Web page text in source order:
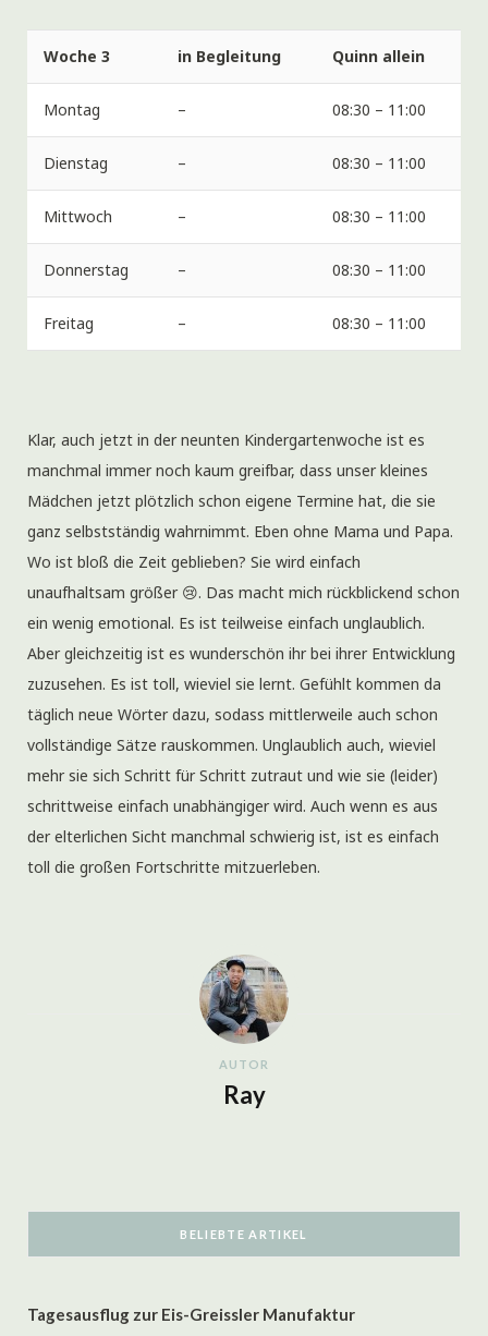
Woche 3 in Begleitung Quinn allein
Montag – 08:30 – 11:00
Dienstag – 08:30 – 11:00
Mittwoch – 08:30 – 11:00
Donnerstag – 08:30 – 11:00
Freitag – 08:30 – 11:00
Klar, auch jetzt in der neunten Kindergartenwoche ist es
manchmal immer noch kaum greifbar, dass unser kleines
Mädchen jetzt plötzlich schon eigene Termine hat, die sie
ganz selbstständig wahrnimmt. Eben ohne Mama und Papa.
Wo ist bloß die Zeit geblieben? Sie wird einfach
unaufhaltsam größer 😢. Das macht mich rückblickend schon
ein wenig emotional. Es ist teilweise einfach unglaublich.
Aber gleichzeitig ist es wunderschön ihr bei ihrer Entwicklung
zuzusehen. Es ist toll, wieviel sie lernt. Gefühlt kommen da
täglich neue Wörter dazu, sodass mittlerweile auch schon
vollständige Sätze rauskommen. Unglaublich auch, wieviel
mehr sie sich Schritt für Schritt zutraut und wie sie (leider)
schrittweise einfach unabhängiger wird. Auch wenn es aus
der elterlichen Sicht manchmal schwierig ist, ist es einfach
toll die großen Fortschritte mitzuerleben.
AUTOR
Ray
BELIEBTE ARTIKEL
Tagesausflug zur Eis-Greissler Manufaktur